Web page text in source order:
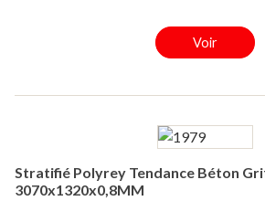
Voir
Stratifié Polyrey Tendance Béton
3070x1320x0,8MM